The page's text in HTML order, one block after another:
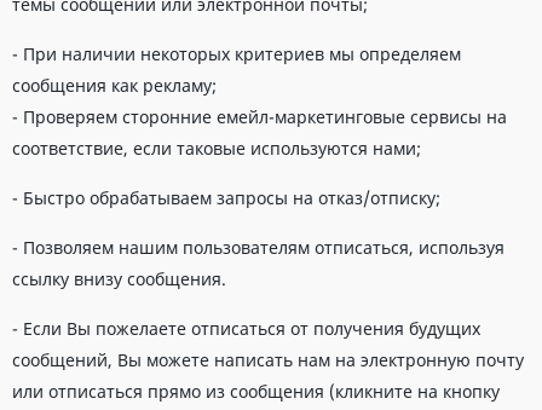
- При наличии некоторых критериев мы определяем
сообщения как рекламу;
- Проверяем сторонние емейл-маркетинговые сервисы на
соответствие, если таковые используются нами;
- Быстро обрабатываем запросы на отказ/отписку;
- Позволяем нашим пользователям отписаться, используя
ссылку внизу сообщения.
- Если Вы пожелаете отписаться от получения будущих
сообщений, Вы можете написать нам на электронную почту
или отписаться прямо из сообщения (кликните на кнопку